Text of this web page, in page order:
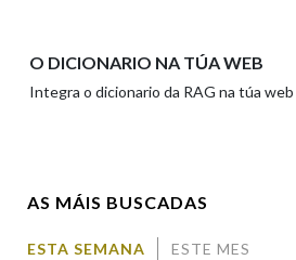
O DICIONARIO NA TÚA WEB
Integra o dicionario da RAG na túa web
AS MÁIS BUSCADAS
ESTA SEMANA ESTE MES